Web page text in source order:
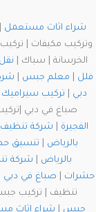
شراء اثاث مستعمل
وتركيب مكيفات |
الخرسانة | سباك |
فلل
معلم جبس
دبي
تركيب سيراميك
صباغ في دبي
الفجيرة
شركة تنظيف
بالرياض
تنسيق
بالرياض
شركة
حشرات
صباغ في دبي
تنظيف | تركيب
جبس
شراء اثاث